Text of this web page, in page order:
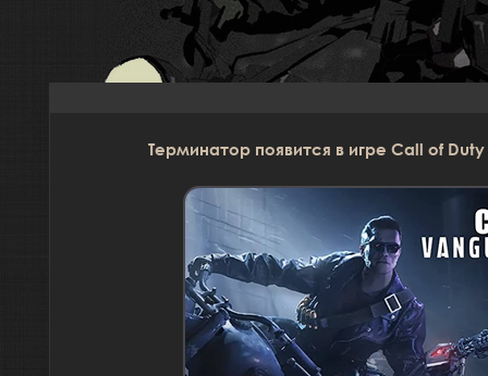
Терминатор появится в игре Call of Duty